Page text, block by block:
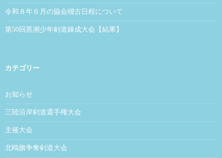
令和８年６月の協会稽古日程について
第50回黒潮少年剣道錬成大会【結果】
カテゴリー
お知らせ
三陸沿岸剣道選手権大会
主催大会
北鴎旗争奪剣道大会